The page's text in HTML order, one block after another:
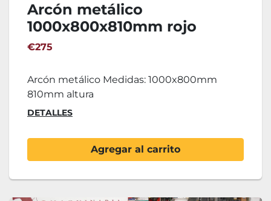
Arcón metálico
1000x800x810mm rojo
€275
Arcón metálico Medidas: 1000x800mm
810mm altura
DETALLES
Agregar al carrito